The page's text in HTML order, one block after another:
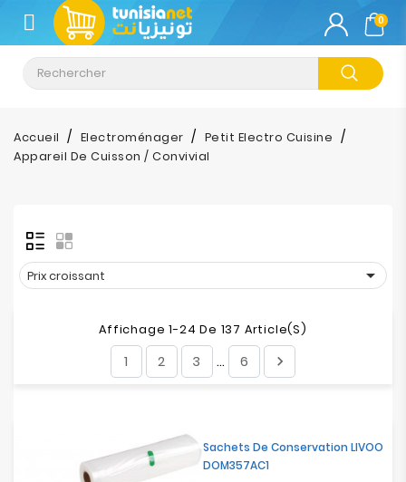
CATÉGORIE
Climatisation
Informatique
Impression
Bureautique
0
Accueil Electroménager
Petit Electro Cuisine
Appareil De Cuisson / Convivial
Prix croissant 
Affichage 1-24 De 137 Article(s)
1 2 3 … 6 
Sachets De Conservation LIVOO
DOM357AC1